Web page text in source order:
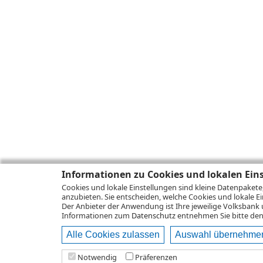
Informationen zu Cookies und lokalen
Cookies und lokale Einstellungen sind kleine
anzubieten. Sie entscheiden, welche Cookies und lokale
Der Anbieter der Anwendung ist Ihre jeweilige Volksbank
Informationen zum Datenschutzentnehmen Sie bitte
Alle Cookies zulassen Auswahl
Notwendig Präferenzen